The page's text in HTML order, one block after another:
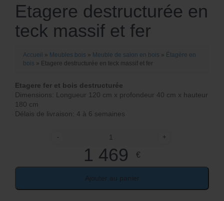
Etagere destructurée en
teck massif et fer
Accueil » Meubles bois » Meuble de salon en bois » Étagère en
bois » Etagere destructurée en teck massif et fer
Etagere fer et bois destructurée
Dimensions: Longueur 120 cm x profondeur 40 cm x hauteur
180 cm
Délais de livraison: 4 à 6 semaines
1 469 €
-
quantité de Etagere destructurée en teck massif et
+
Ajouter au panier